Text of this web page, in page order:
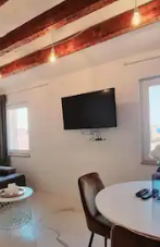
kategorii Wybór gości